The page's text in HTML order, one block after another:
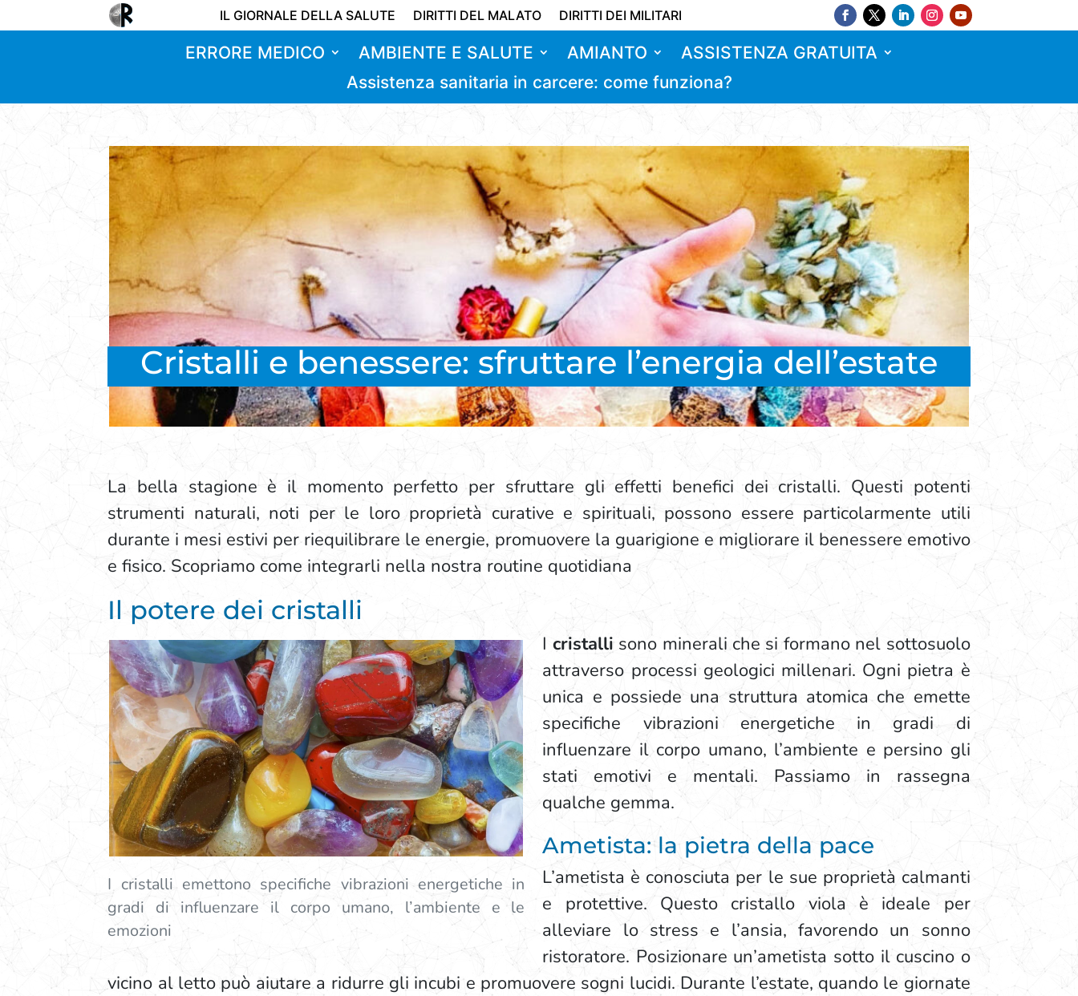
IL GIORNALE DELLA SALUTE DIRITTI DEL MALATO DIRITTI DEI MILITARI
ERRORE MEDICO AMBIENTE E SALUTE AMIANTO
ASSISTENZA GRATUITA
Assistenza sanitaria in carcere: come funziona?
Cristalli e benessere: sfruttare l’energia dell’estate
La bella stagione è il momento perfetto per sfruttare gli effetti benefici dei cristalli. Questi potenti
strumenti naturali, noti per le loro proprietà curative e spirituali, possono essere particolarmente utili
durante i mesi estivi per riequilibrare le energie, promuovere la guarigione e migliorare il benessere emotivo
e fisico. Scopriamo come integrarli nella nostra routine quotidiana
Il potere dei cristalli
I cristalli emettono specifiche vibrazioni energetiche in
gradi di influenzare il corpo umano, l’ambiente e le
emozioni
I cristalli sono minerali che si formano nel sottosuolo
attraverso processi geologici millenari. Ogni pietra è
unica e possiede una struttura atomica che emette
specifiche vibrazioni energetiche in gradi di
influenzare il corpo umano, l’ambiente e persino gli
stati emotivi e mentali. Passiamo in rassegna
qualche gemma.
Ametista: la pietra della pace
L’ametista è conosciuta per le sue proprietà calmanti
e protettive. Questo cristallo viola è ideale per
alleviare lo stress e l’ansia, favorendo un sonno
ristoratore. Posizionare un’ametista sotto il cuscino o
vicino al letto può aiutare a ridurre gli incubi e promuovere sogni lucidi. Durante l’estate, quando le giornate